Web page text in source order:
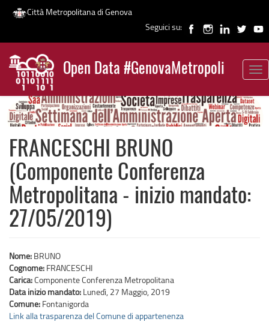
Salta
contenuto
principale
Città Metropolitana di Genova
Seguici su:
Open Data #GenovaMetropoli
News
FRANCESCHI BRUNO
(Componente Conferenza
Metropolitana - inizio mandato:
27/05/2019)
Nome: BRUNO
Cognome: FRANCESCHI
Carica:Componente Conferenza Metropolitana
Data inizio mandato: Lunedì, 27 Maggio, 2019
Comune: Fontanigorda
Link alla trasparenza del Comune di appartenenza